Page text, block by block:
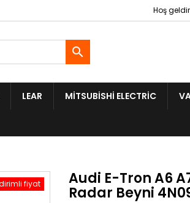
Hoş

LEAR MITSUBISHI ELECTRIC
fiyat Audi E-Tron A6
Radar Beyni